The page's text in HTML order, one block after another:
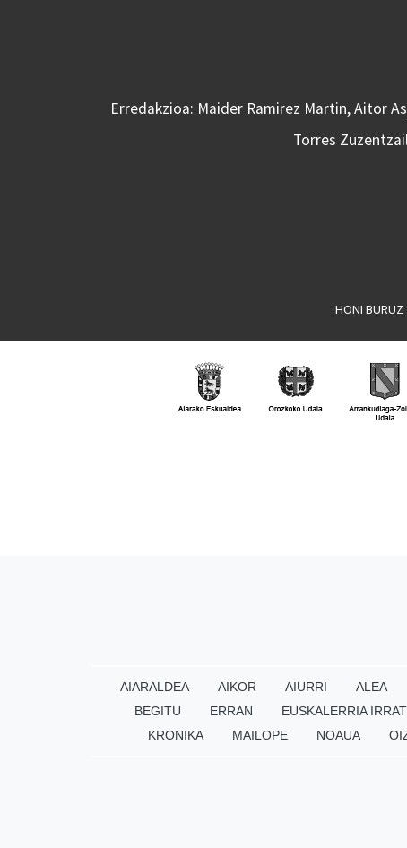
Erredakzioa: Maider Ramirez Martin, Aitor
Torres
HONI BURUZ
AIARALDEA AIKOR AIURRI ALEA
BEGITU
ERRAN EUSKALERRIA
KRONIKA
MAILOPE NOAUA